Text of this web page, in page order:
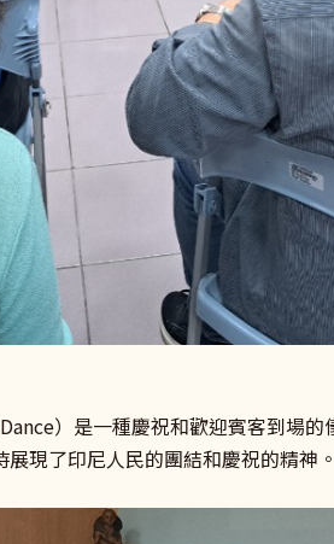
）是一種慶祝和歡迎賓客到場
現了印尼人民的團結和慶祝的精神。